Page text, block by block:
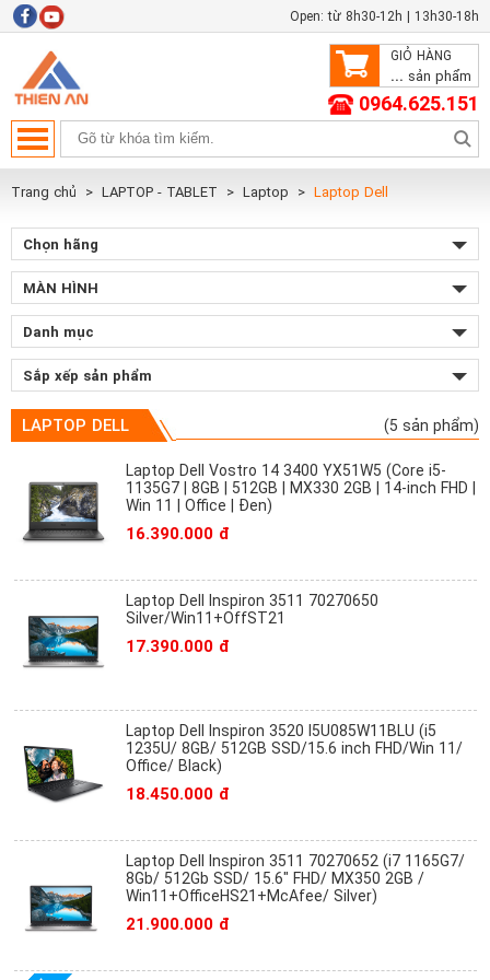
Open: từ 8h30-12h | 13h30-18h
GIỎ HÀNG
... sản phẩm
0964.625.151
Trang chủ LAPTOP - TABLET Laptop Laptop Dell
Chọn hãng
MÀN HÌNH
Danh mục
Sắp xếp sản phẩm
LAPTOP DELL (5 sản phẩm)
Laptop Dell Vostro 14 3400 YX51W5 (Core i5-
1135G7 | 8GB | 512GB | MX330 2GB | 14-inch FHD |
Win 11 | Office | Đen)
16.390.000 đ
Laptop Dell Inspiron 3511 70270650
Silver/Win11+OffST21
17.390.000 đ
Laptop Dell Inspiron 3520 I5U085W11BLU (i5
1235U/ 8GB/ 512GB SSD/15.6 inch FHD/Win 11/
Office/ Black)
18.450.000 đ
Laptop Dell Inspiron 3511 70270652 (i7 1165G7/
8Gb/ 512Gb SSD/ 15.6" FHD/ MX350 2GB /
Win11+OfficeHS21+McAfee/ Silver)
21.900.000 đ